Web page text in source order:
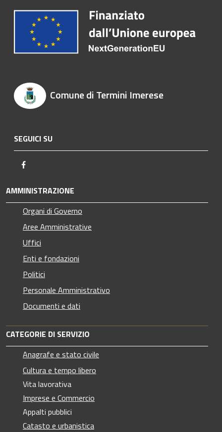
Comune di Termini Imerese
SEGUICI SU
AMMINISTRAZIONE
Organi di Governo
Aree Amministrative
Uffici
Enti e fondazioni
Politici
Personale Amministrativo
Documenti e dati
CATEGORIE DI SERVIZIO
Anagrafe e stato civile
Cultura e tempo libero
Vita lavorativa
Imprese e Commercio
Appalti pubblici
Catasto e urbanistica